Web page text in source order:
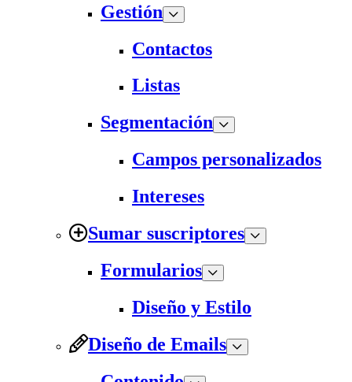
Gestión
Contactos
Listas
Segmentación
Campos personalizados
Intereses
Sumar suscriptores
Formularios
Diseño y Estilo
Diseño de Emails